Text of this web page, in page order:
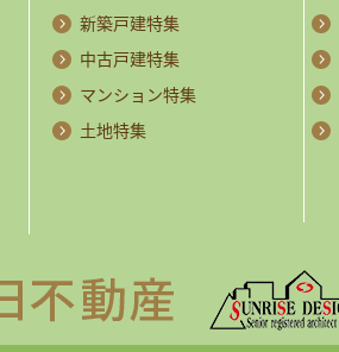
新築戸建特集
中古戸建特集
マンション特集
土地特集